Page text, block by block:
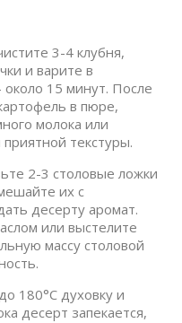
3-4 клубня,
и варите в
15 минут. После
в пюре,
молока или
приятной текстуры.
2-3 столовые ложки
их с
десерту аромат.
или выстелите
массу столовой
180°C духовку и
десерт запекается,